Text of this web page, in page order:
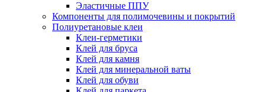
Эластичные ППУ
Компоненты для полимочевины и покрытий
Полиуретановые клеи
Клеи-герметики
Клей для бруса
Клей для камня
Клей для минеральной ваты
Клей для обуви